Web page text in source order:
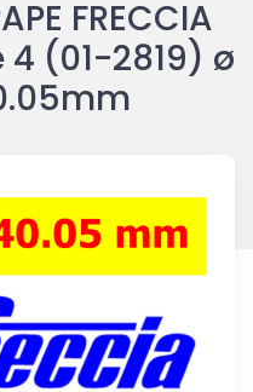
FRECCIA
4 (01-2819) ø